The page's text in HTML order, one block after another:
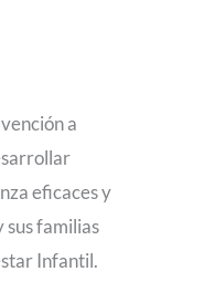
a
eficaces y
sus familias
Infantil.